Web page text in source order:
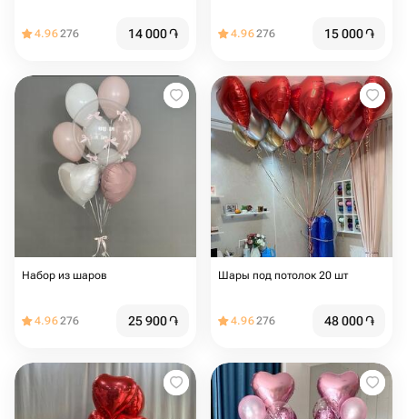
4.96276 14 000֏ 4.96276 15 000֏
Набор из шаров
4.96276 25 900֏
Шары под потолок 20 шт
4.96276 48 000֏